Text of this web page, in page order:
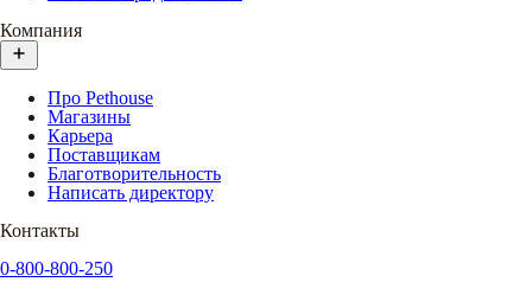
Компания
Про Pethouse
Магазины
Карьера
Поставщикам
Благотворительность
Написать директору
Контакты
0-800-800-250